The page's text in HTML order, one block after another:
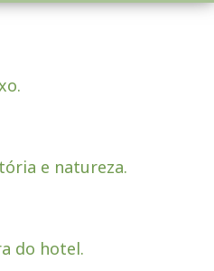
e natureza.
do hotel.